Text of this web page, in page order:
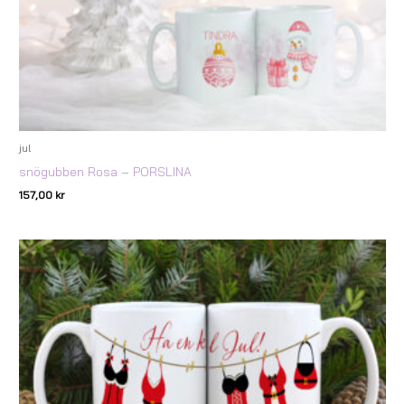
jul
snögubben Rosa – PORSLINA
157,00 kr